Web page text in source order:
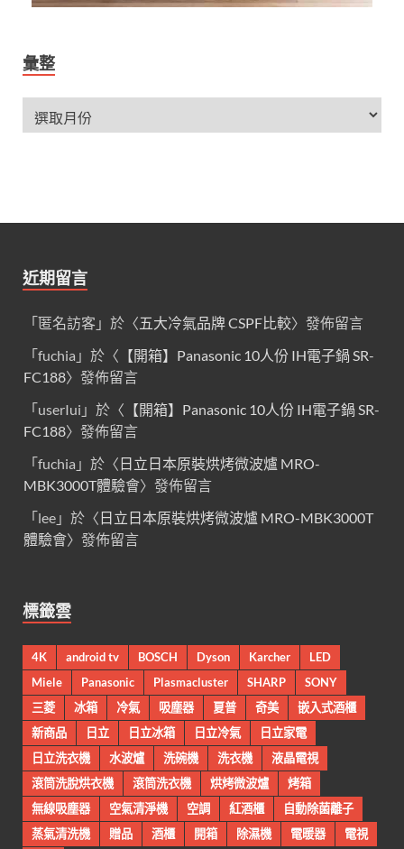
彙整
近期留言
「 匿名訪客 」於〈五大冷氣品牌 CSPF比較〉發佈留言
「 fuchia 」於〈 【開箱】Panasonic 10人份 IH電子鍋 SR-
FC188〉發佈留言
「 userIui 」於〈 【開箱】Panasonic 10人份 IH電子鍋 SR-
FC188〉發佈留言
「 fuchia 」於〈 日立日本原裝烘烤微波爐 MRO-
MBK3000T體驗會〉發佈留言
「 lee 」於〈 日立日本原裝烘烤微波爐 MRO-MBK3000T
體驗會〉發佈留言
標籤雲
4K android tv BOSCH Dyson Karcher
LED
Miele
Panasonic Plasmacluster SHARP
SONY
三菱
冰箱 冷氣 吸塵器 夏普 奇美
嵌入式酒櫃
新商品
日立 日立冰箱 日立冷氣
日立家電
日立洗衣機
水波爐 洗碗機 洗衣機
液晶電視
滾筒洗脫烘衣機
滾筒洗衣機 烘烤微波爐
烤箱
無線吸塵器
空氣清淨機 空調 紅酒櫃
自動除菌離子
蒸氣清洗機
贈品 酒櫃 開箱 除濕機 電暖器 電視